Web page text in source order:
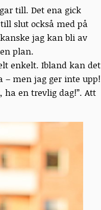
till. Det ena gick
slut också med på
jag kan bli av
plan.
enkelt. Ibland kan det
men jag ger inte upp!
en trevlig dag!”. Att